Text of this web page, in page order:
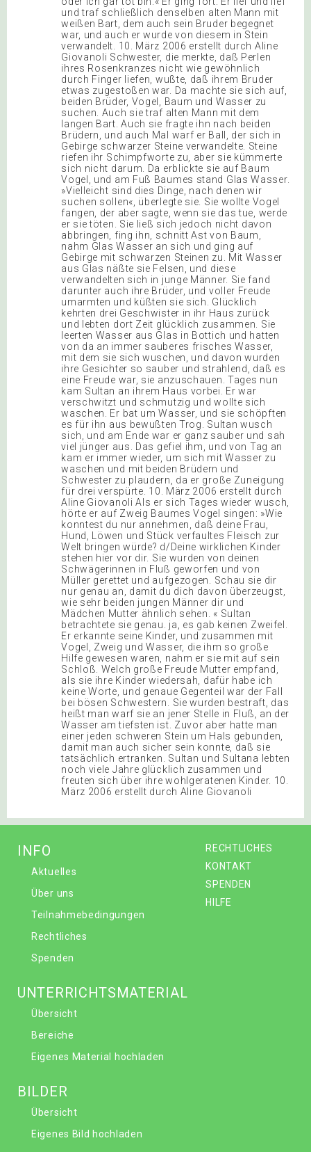
und traf schließlich denselben alten Mann mit
weißen Bart, dem auch sein Bruder begegnet
war, und auch er wurde von diesem in Stein
verwandelt. 10. März 2006 erstellt durch Aline
Giovanoli Schwester, die merkte, daß Perlen
ihres Rosenkranzes nicht wie gewöhnlich
durch Finger liefen, wußte, daß ihrem Bruder
etwas zugestoßen war. Da machte sie sich auf,
beiden Brüder, Vogel, Baum und Wasser zu
suchen. Auch sie traf alten Mann mit dem
langen Bart. Auch sie fragte ihn nach beiden
Brüdern, und auch Mal warf er Ball, der sich in
Gebirge schwarzer Steine verwandelte. Steine
riefen ihr Schimpfworte zu, aber sie kümmerte
sich nicht darum. Da erblickte sie auf Baum
Vogel, und am Fuß Baumes stand Glas Wasser.
»Vielleicht sind dies Dinge, nach denen wir
suchen sollen«, überlegte sie. Sie wollte Vogel
fangen, der aber sagte, wenn sie das tue, werde
er sie töten. Sie ließ sich jedoch nicht davon
abbringen, fing ihn, schnitt Ast von Baum,
nahm Glas Wasser an sich und ging auf
Gebirge mit schwarzen Steinen zu. Mit Wasser
aus Glas näßte sie Felsen, und diese
verwandelten sich in junge Männer. Sie fand
darunter auch ihre Brüder, und voller Freude
umarmten und küßten sie sich. Glücklich
kehrten drei Geschwister in ihr Haus zurück
und lebten dort Zeit glücklich zusammen. Sie
leerten Wasser aus Glas in Bottich und hatten
von da an immer sauberes frisches Wasser,
mit dem sie sich wuschen, und davon wurden
ihre Gesichter so sauber und strahlend, daß es
eine Freude war, sie anzuschauen. Tages nun
kam Sultan an ihrem Haus vorbei. Er war
verschwitzt und schmutzig und wollte sich
waschen. Er bat um Wasser, und sie schöpften
es für ihn aus bewußten Trog. Sultan wusch
sich, und am Ende war er ganz sauber und sah
viel jünger aus. Das gefiel ihm, und von Tag an
kam er immer wieder, um sich mit Wasser zu
waschen und mit beiden Brüdern und
Schwester zu plaudern, da er große Zuneigung
für drei verspürte. 10. März 2006 erstellt durch
Aline Giovanoli Als er sich Tages wieder wusch,
hörte er auf Zweig Baumes Vogel singen: »Wie
konntest du nur annehmen, daß deine Frau,
Hund, Löwen und Stück verfaultes Fleisch zur
Welt bringen würde? d/Deine wirklichen Kinder
stehen hier vor dir. Sie wurden von deinen
Schwägerinnen in Fluß geworfen und von
Müller gerettet und aufgezogen. Schau sie dir
nur genau an, damit du dich davon überzeugst,
wie sehr beiden jungen Männer dir und
Mädchen Mutter ähnlich sehen. « Sultan
betrachtete sie genau. ja, es gab keinen Zweifel.
Er erkannte seine Kinder, und zusammen mit
Vogel, Zweig und Wasser, die ihm so große
Hilfe gewesen waren, nahm er sie mit auf sein
Schloß. Welch große Freude Mutter empfand,
als sie ihre Kinder wiedersah, dafür habe ich
keine Worte, und genaue Gegenteil war der Fall
bei bösen Schwestern. Sie wurden bestraft, das
heißt man warf sie an jener Stelle in Fluß, an der
Wasser am tiefsten ist. Zuvor aber hatte man
einer jeden schweren Stein um Hals gebunden,
damit man auch sicher sein konnte, daß sie
tatsächlich ertranken. Sultan und Sultana lebten
noch viele Jahre glücklich zusammen und
freuten sich über ihre wohlgeratenen Kinder. 10.
März 2006 erstellt durch Aline Giovanoli
RECHTLICHES
KONTAKT
SPENDEN
HILFE
INFO
Aktuelles
Über uns
Teilnahmebedingungen
Rechtliches
Spenden
UNTERRICHTSMATERIAL
Übersicht
Bereiche
Eigenes Material hochladen
BILDER
Übersicht
Eigenes Bild hochladen